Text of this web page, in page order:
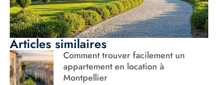
Articles similaires
Comment trouver facilement un
appartement en location à
Montpellier